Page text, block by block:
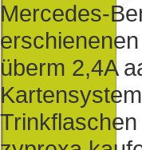
Mercedes-
überm 2,4A